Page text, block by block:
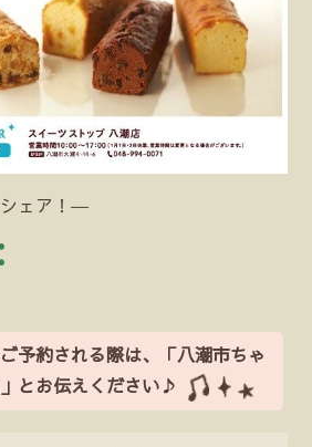
ェア！―
予約される際は、「八潮市ちゃ
とお伝えください♪